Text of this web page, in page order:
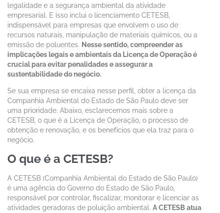
legalidade e a segurança ambiental da atividade
empresarial. E isso inclui o licenciamento CETESB,
indispensável para empresas que envolvem o uso de
recursos naturais, manipulação de materiais químicos, ou a
emissão de poluentes. Nesse sentido, compreender as
implicações legais e ambientais da Licença de Operação é
crucial para evitar penalidades e assegurar a
sustentabilidade do negócio.
Se sua empresa se encaixa nesse perfil, obter a licença da
Companhia Ambiental do Estado de São Paulo deve ser
uma prioridade. Abaixo, esclarecemos mais sobre a
CETESB, o que é a Licença de Operação, o processo de
obtenção e renovação, e os benefícios que ela traz para o
negócio.
O que é a CETESB?
A CETESB (Companhia Ambiental do Estado de São Paulo)
é uma agência do Governo do Estado de São Paulo,
responsável por controlar, fiscalizar, monitorar e licenciar as
atividades geradoras de poluição ambiental. A CETESB atua